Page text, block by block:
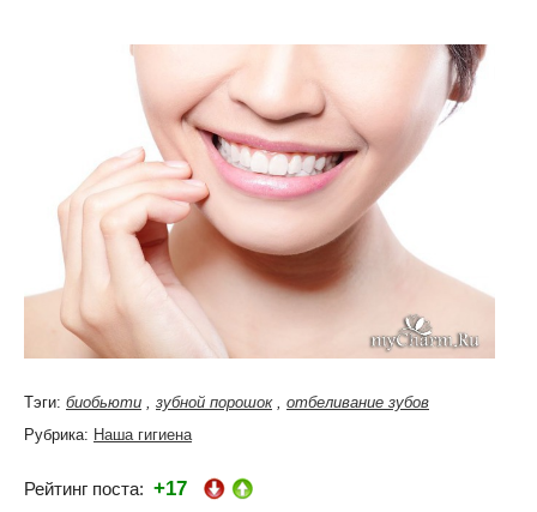
Тэги: биобьюти зубной порошок, отбеливание зубов
Рубрика: Наша гигиена
Рейтинг поста: +17